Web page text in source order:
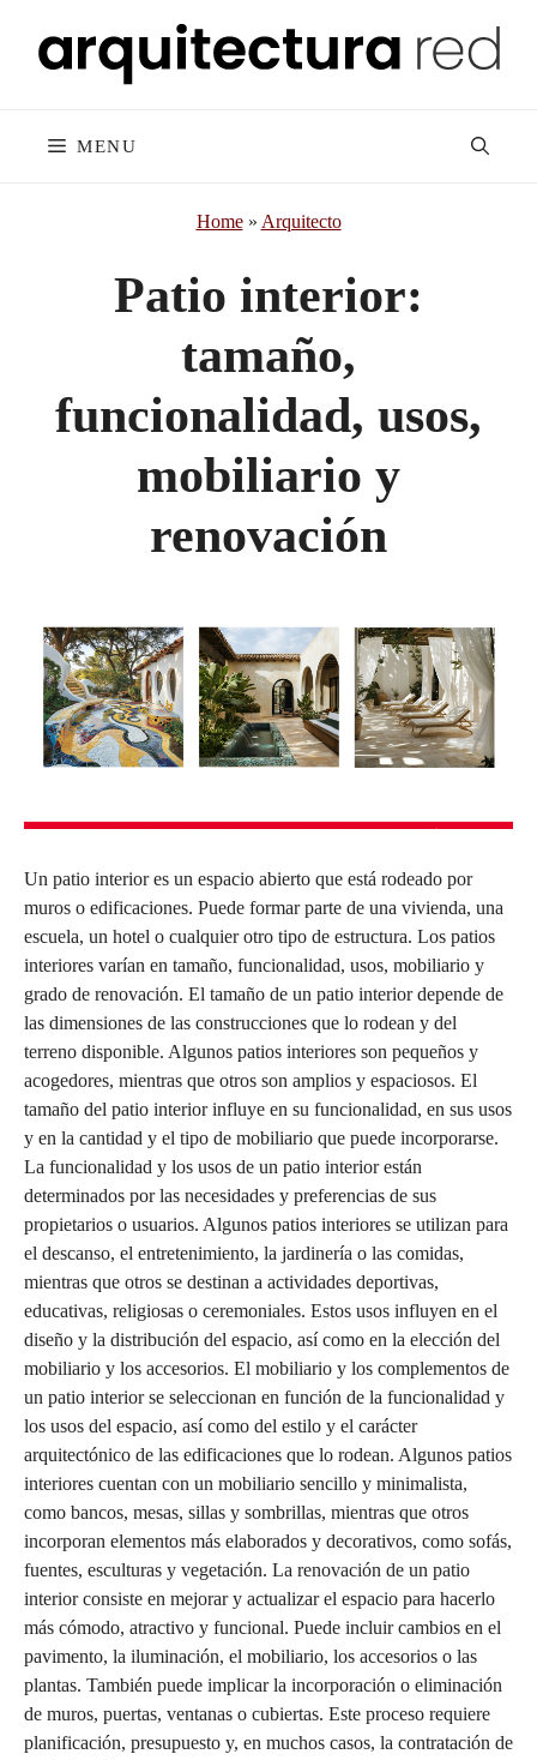
content
MENU
Home» Arquitecto
Patio interior:
tamaño,
funcionalidad, usos,
mobiliario y
renovación
Un patio interior es un espacio abierto que está rodeado por
muros o edificaciones. Puede formar parte de una vivienda, una
escuela, un hotel o cualquier otro tipo de estructura. Los patios
interiores varían en tamaño, funcionalidad, usos, mobiliario y
grado de renovación. El tamaño de un patio interior depende de
las dimensiones de las construcciones que lo rodean y del
terreno disponible. Algunos patios interiores son pequeños y
acogedores, mientras que otros son amplios y espaciosos. El
tamaño del patio interior influye en su funcionalidad, en sus usos
y en la cantidad y el tipo de mobiliario que puede incorporarse.
La funcionalidad y los usos de un patio interior están
determinados por las necesidades y preferencias de sus
propietarios o usuarios. Algunos patios interiores se utilizan para
el descanso, el entretenimiento, la jardinería o las comidas,
mientras que otros se destinan a actividades deportivas,
educativas, religiosas o ceremoniales. Estos usos influyen en el
diseño y la distribución del espacio, así como en la elección del
mobiliario y los accesorios. El mobiliario y los complementos de
un patio interior se seleccionan en función de la funcionalidad y
los usos del espacio, así como del estilo y el carácter
arquitectónico de las edificaciones que lo rodean. Algunos patios
interiores cuentan con un mobiliario sencillo y minimalista,
como bancos, mesas, sillas y sombrillas, mientras que otros
incorporan elementos más elaborados y decorativos, como sofás,
fuentes, esculturas y vegetación. La renovación de un patio
interior consiste en mejorar y actualizar el espacio para hacerlo
más cómodo, atractivo y funcional. Puede incluir cambios en el
pavimento, la iluminación, el mobiliario, los accesorios o las
plantas. También puede implicar la incorporación o eliminación
de muros, puertas, ventanas o cubiertas. Este proceso requiere
planificación, presupuesto y, en muchos casos, la contratación de